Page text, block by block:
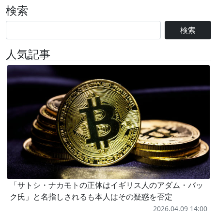
検索
検索
人気記事
「サトシ・ナカモトの正体はイギリス人のアダム・バッ
ク氏」と名指しされるも本人はその疑惑を否定
2026.04.09 14:00